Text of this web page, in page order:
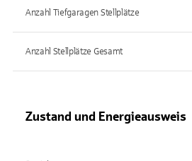
Anzahl Tiefgaragen Stellplätze
Anzahl Stellplätze Gesamt
Zustand und Energieausweis